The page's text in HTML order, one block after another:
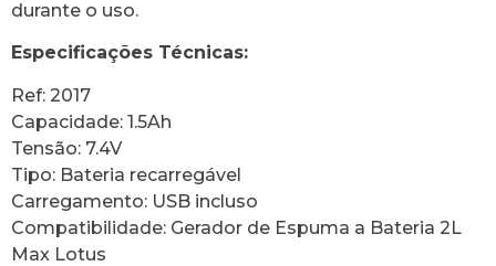
durante o uso.
Especificações Técnicas:
Ref: 2017
Capacidade: 1.5Ah
Tensão: 7.4V
Tipo: Bateria recarregável
Carregamento: USB incluso
Compatibilidade: Gerador de Espuma a Bateria 2L
Max Lotus